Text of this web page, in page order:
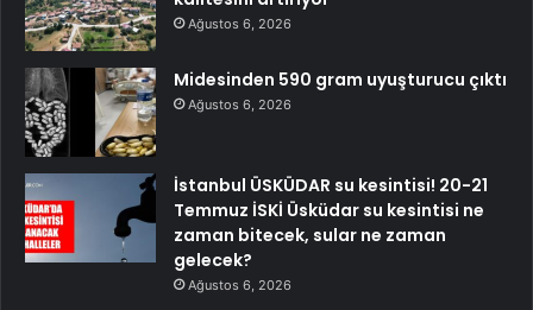
Ağustos 6, 2026
Midesinden 590 gram uyuşturucu çıktı
Ağustos 6, 2026
İstanbul ÜSKÜDAR su kesintisi! 20-21
Temmuz İSKİ Üsküdar su kesintisi ne
zaman bitecek, sular ne zaman
gelecek?
Ağustos 6, 2026